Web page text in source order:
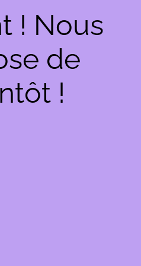
! Nous
de
!